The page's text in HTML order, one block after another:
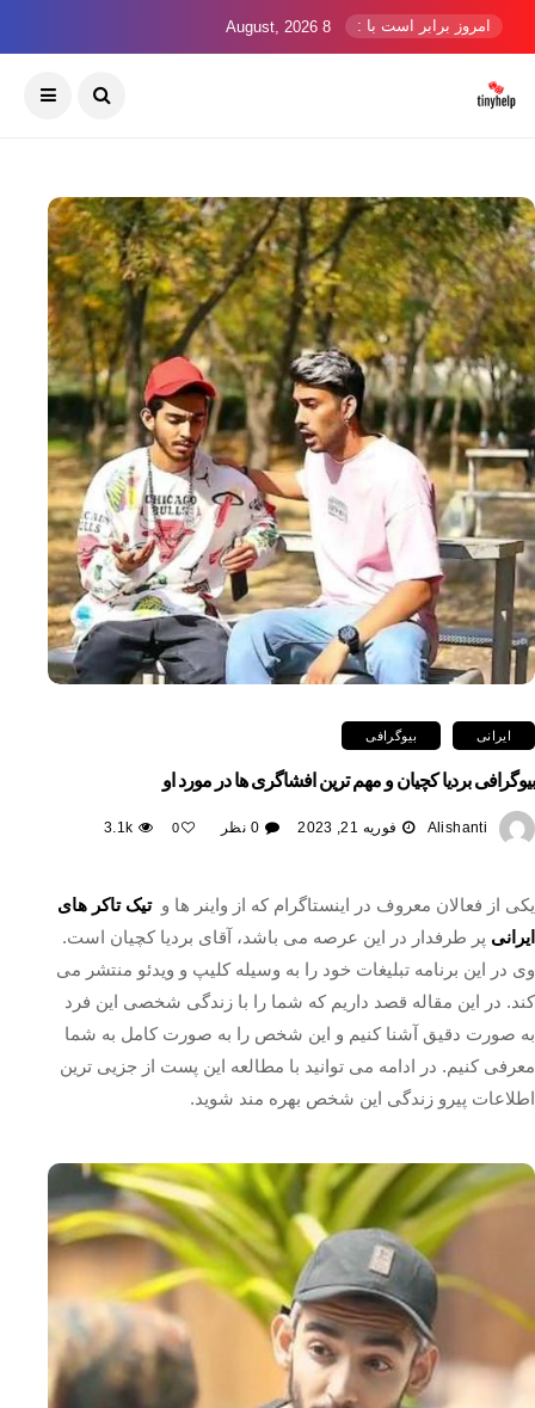
امروز برابر است با : 8 August, 2026
ایرانی بیوگرافی
بیوگرافی بردیا کچیان و مهم ترین افشاگری ها در مورد او
Alishanti فوریه 21, 2023 0 نظر 0
3.1k
یکی از فعالان معروف در اینستاگرام که از واینر ها وتیک تاکر های
ایرانی پر طرفدار در این عرصه می باشد، آقای بردیا کچیان است.
وی در این برنامه تبلیغات خود را به وسیله کلیپ و ویدئو منتشر می
کند. در این مقاله قصد داریم که شما را با زندگی شخصی این فرد
به صورت دقیق آشنا کنیم و این شخص را به صورت کامل به شما
معرفی کنیم. در ادامه می توانید با مطالعه این پست از جزیی ترین
اطلاعات پیرو زندگی این شخص بهره مند شوید.